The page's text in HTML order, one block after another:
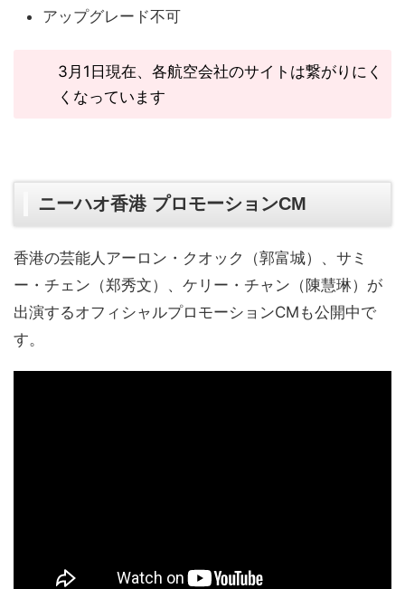
アップグレード不可
3月1日現在、各航空会社のサイトは繋がりにく
くなっています
ニーハオ香港 プロモーションCM
香港の芸能人アーロン・クオック（郭富城）、サミ
ー・チェン（郑秀文）、ケリー・チャン（陳慧琳）が
出演するオフィシャルプロモーションCMも公開中で
す。